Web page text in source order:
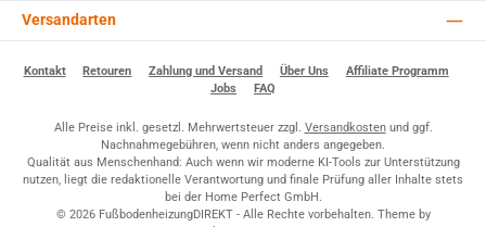
Versandarten
Kontakt Retouren Zahlung und Versand Über Uns
Affiliate Programm
Jobs
FAQ
Alle Preise inkl. gesetzl. Mehrwertsteuer zzgl. Versandkostenund ggf.
Nachnahmegebühren, wenn nicht anders angegeben.
Qualität aus Menschenhand: Auch wenn wir moderne KI-Tools zur Unterstützung
nutzen, liegt die redaktionelle Verantwortung und finale Prüfung aller Inhalte stets
bei der Home Perfect GmbH.
© 2026 FußbodenheizungDIREKT - Alle Rechte vorbehalten. Theme by